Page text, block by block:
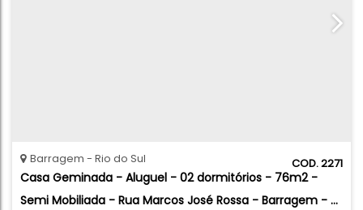
2271
Casa Geminada - Aluguel - 02 dormitórios - 76m2 -
Semi Mobiliada - Rua Marcos José Rossa - Barragem -
Barragem Rio do Sul